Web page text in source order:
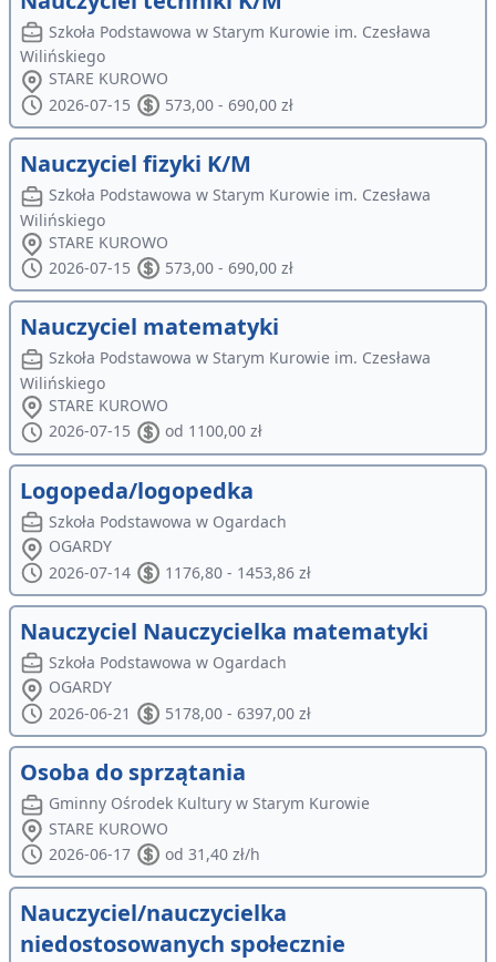
Szkoła Podstawowa w Starym Kurowie im. Czesława
Wilińskiego
STARE KUROWO
2026-07-15
573,00 - 690,00 zł
Nauczyciel fizyki K/M
Szkoła Podstawowa w Starym Kurowie im. Czesława
Wilińskiego
STARE KUROWO
2026-07-15
573,00 - 690,00 zł
Nauczyciel matematyki
Szkoła Podstawowa w Starym Kurowie im. Czesława
Wilińskiego
STARE KUROWO
2026-07-15
od 1100,00 zł
Logopeda/logopedka
Szkoła Podstawowa w Ogardach
OGARDY
2026-07-14
1176,80 - 1453,86 zł
Nauczyciel Nauczycielka matematyki
Szkoła Podstawowa w Ogardach
OGARDY
2026-06-21
5178,00 - 6397,00 zł
Osoba do sprzątania
Gminny Ośrodek Kultury w Starym Kurowie
STARE KUROWO
2026-06-17
od 31,40 zł/h
Nauczyciel/nauczycielka
niedostosowanych społecznie